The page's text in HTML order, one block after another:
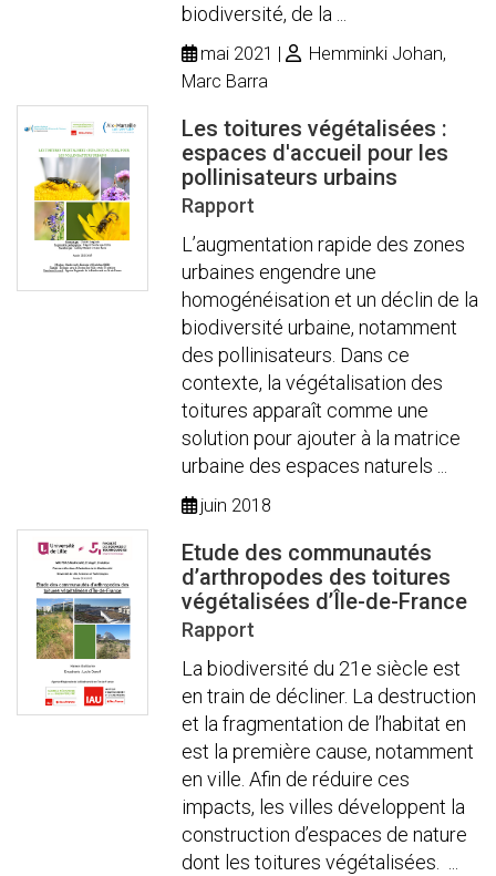
biodiversité, de la ...
mai 2021
Hemminki Johan,
Marc Barra
Les toitures végétalisées :
espaces d'accueil pour les
pollinisateurs urbains
Rapport
L’augmentation rapide des zones
urbaines engendre une
homogénéisation et un déclin de la
biodiversité urbaine, notamment
des pollinisateurs. Dans ce
contexte, la végétalisation des
toitures apparaît comme une
solution pour ajouter à la matrice
urbaine des espaces naturels ...
juin 2018
Etude des communautés
d’arthropodes des toitures
végétalisées d’Île-de-France
Rapport
La biodiversité du 21e siècle est
en train de décliner. La destruction
et la fragmentation de l’habitat en
est la première cause, notamment
en ville. Afin de réduire ces
impacts, les villes développent la
construction d’espaces de nature
dont les toitures végétalisées. ...